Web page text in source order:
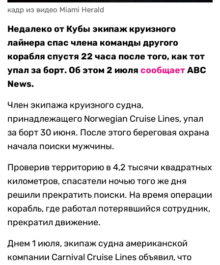
кадр из видео Miami Herald
Недалеко от Кубы экипаж круизного
лайнера спас члена команды другого
корабля спустя 22 часа после того, как тот
упал за борт. Об этом 2 июля сообщаетABC
News.
Член экипажа круизного судна,
принадлежащего Norwegian Cruise Lines, упал
за борт 30 июня. После этого береговая охрана
начала поиски мужчины.
Проверив территорию в 4,2 тысячи квадратных
километров, спасатели ночью того же дня
решили прекратить поиски. На время операции
корабль, где работал потерявшийся сотрудник,
прекратил движение.
Днем 1 июля, экипаж судна американской
компании Carnival Cruise Lines объявил, что